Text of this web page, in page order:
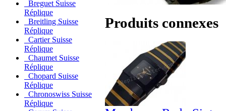
Breguet Suisse
Réplique
Breitling Suisse
Réplique
Cartier Suisse
Réplique
Chaumet Suisse
Réplique
Chopard Suisse
Réplique
Chronoswiss Suisse
Réplique
Produits connexes